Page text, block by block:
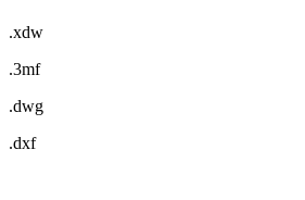
.xdw
.3mf
.dwg
.dxf